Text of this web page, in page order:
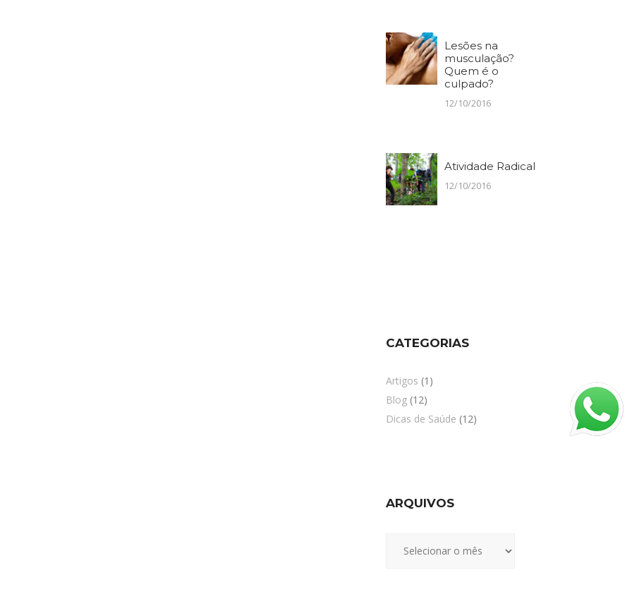
Lesões na
musculação?
Quem é o
culpado?
12/10/2016
Atividade Radical
12/10/2016
CATEGORIAS
Artigos (1)
Blog(12)
Dicas de Saúde (12)
ARQUIVOS